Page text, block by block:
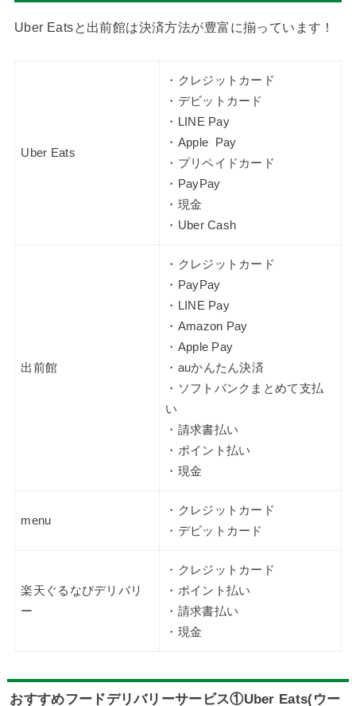
Uber Eatsと出前館は決済方法が豊富に揃っています！
Uber Eats
・クレジットカード
・デビットカード
・LINE Pay
・Apple Pay
・プリペイドカード
・PayPay
・現金
・Uber Cash
出前館
・クレジットカード
・PayPay
・LINE Pay
・Amazon Pay
・Apple Pay
・auかんたん決済
・ソフトバンクまとめて支払
い
・請求書払い
・ポイント払い
・現金
menu
・クレジットカード
・デビットカード
楽天ぐるなびデリバリ
ー
・クレジットカード
・ポイント払い
・請求書払い
・現金
おすすめフードデリバリーサービス①Uber Eats(ウー